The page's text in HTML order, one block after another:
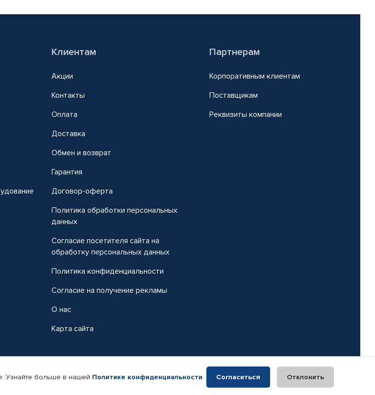
Клиентам
Акции
Контакты
Оплата
Доставка
Обмен и возврат
Гарантия
Договор-оферта
Политика обработки персональных
данных
Согласие посетителя сайта на
обработку персональных данных
Политика конфиденциальности
Согласие на получение рекламы
О нас
Карта сайта
Партнерам
Корпоративным клиентам
Поставщикам
Реквизиты компании
товаров Автопрофи.
Узнайте больше в нашей Политике конфиденциальности. Согласиться Отклонить